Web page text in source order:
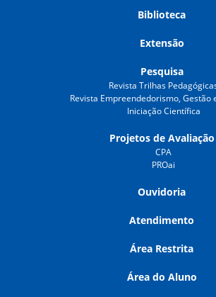
Biblioteca
Extensão
Pesquisa
Revista Trilhas
Revista Empreendedorismo, Gestão
Iniciação Científica
Projetos de Avaliação
CPA
PROai
Ouvidoria
Atendimento
Área Restrita
Área do Aluno